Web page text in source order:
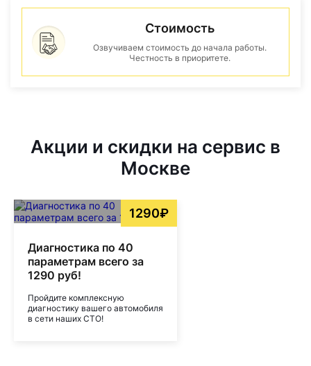
Стоимость
Озвучиваем стоимость до начала работы.
Честность в приоритете.
Акции и скидки на сервис в
Москве
1290₽
Диагностика по 40
параметрам всего за
1290 руб!
Пройдите комплексную
диагностику вашего автомобиля
в сети наших СТО!